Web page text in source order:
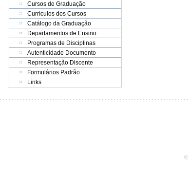
Cursos de Graduação
Currículos dos Cursos
Catálogo da Graduação
Departamentos de Ensino
Programas de Disciplinas
Autenticidade Documento
Representação Discente
Formulários Padrão
Links